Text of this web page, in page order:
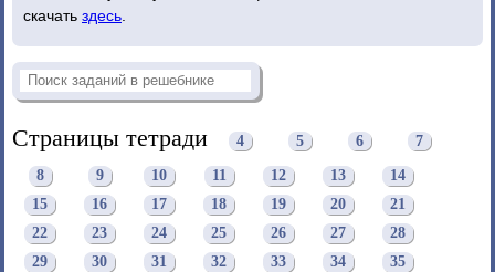
скачать здесь
Страницы тетради 4 5 6 7
8 9 10 11 12 13
14
15
16 17 18 19 20
21
22
23 24 25 26 27
28
29
30 31 32 33 34
35